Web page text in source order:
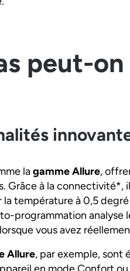
peut-
lagamme Allure,
Grâce à la
la température à 0,5
programmation
vous avez
Allure, par exemple, sont